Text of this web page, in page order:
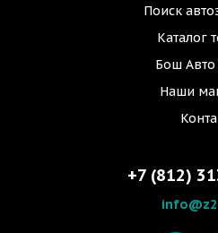
Поиск
Каталог
Бош Авто
Наши
+7 (812)